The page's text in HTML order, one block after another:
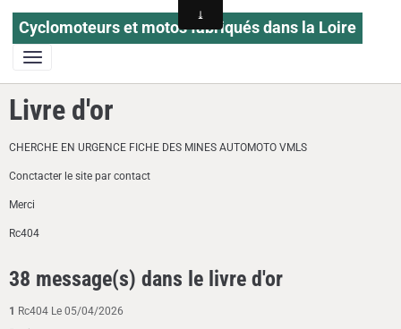
Cyclomoteurs et motos fabriqués dans la Loire
Livre d'or
CHERCHE EN URGENCE FICHE DES MINES AUTOMOTO VMLS
Conctacter le site par contact
Merci
Rc404
38 message(s) dans le livre d'or
1 Rc404 Le 05/04/2026